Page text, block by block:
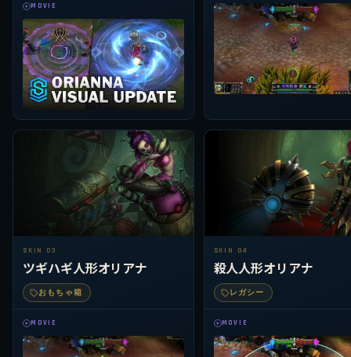
MOVIE
SKIN 03
ツギハギ人形オリアナ
おもちゃ箱
MOVIE
SKIN 04
殺人人形オリアナ
レガシー
MOVIE